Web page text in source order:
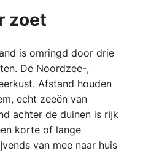
zoet
is omringd door drie
De Noordzee-,
Afstand houden
echt zeeën van
achter de duinen is rĳk
korte of lange
van mee naar huis